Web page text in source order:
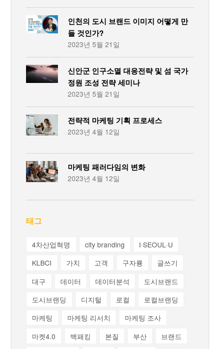
인천의 도시 브랜드 이미지 어떻게 만
들 것인가?
2023년 5월 21일
신안군 인구소멸 대응전략 및 섬 국가
정원 조성 전략 세미나
2023년 5월 21일
전략적 마케팅 기획 프로세스
2023년 4월 12일
마케팅 패러다임의 변화
2023년 4월 12일
태그
4차산업혁명 city branding
I·SEOUL·U
KLBCI
가치 고객 구자룡
글쓰기
대구
데이터 데이터분석
도시브랜드
도시브랜딩
디지털 로컬
로컬브랜딩
마케팅
마케팅 리서치
마케팅 조사
마켓4.0
백패킹 본질 부산
브랜드